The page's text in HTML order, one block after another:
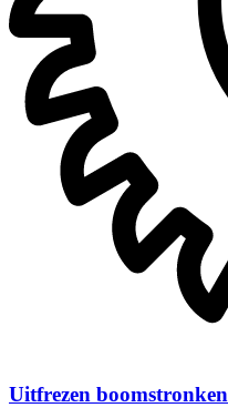
Uitfrezen boomstronken